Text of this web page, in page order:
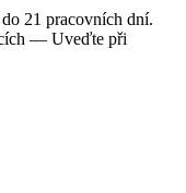
21 pracovních dní.
— Uveďte při